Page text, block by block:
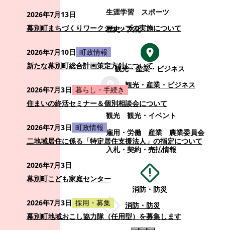
生涯学習
スポーツ
歴史・文化
観光・産業・ビジネス
観光・産業・ビジネス
観光
観光・イベント
雇用・労働
産業
農業委員会
入札・契約・売払情報
消防・防災
消防・防災
2026年7月13日
幕別町まちづくりワークショップの実施について
2026年7月10日 町政情報
新たな幕別町総合計画策定方針について
2026年7月3日 暮らし・手続き
住まいの終活セミナー＆個別相談会について
2026年7月3日 町政情報
二地域居住に係る「特定居住支援法人」の指定について
2026年7月3日
幕別町こども家庭センター
2026年7月3日 採用・募集
幕別町地域おこし協力隊（任用型）を募集します